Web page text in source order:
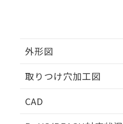
外形図
取りつけ穴加工図
CAD